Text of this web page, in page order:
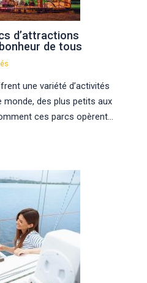
d’attractions
de tous
une variété d’activités
monde, des plus petits aux
ces parcs opèrent…